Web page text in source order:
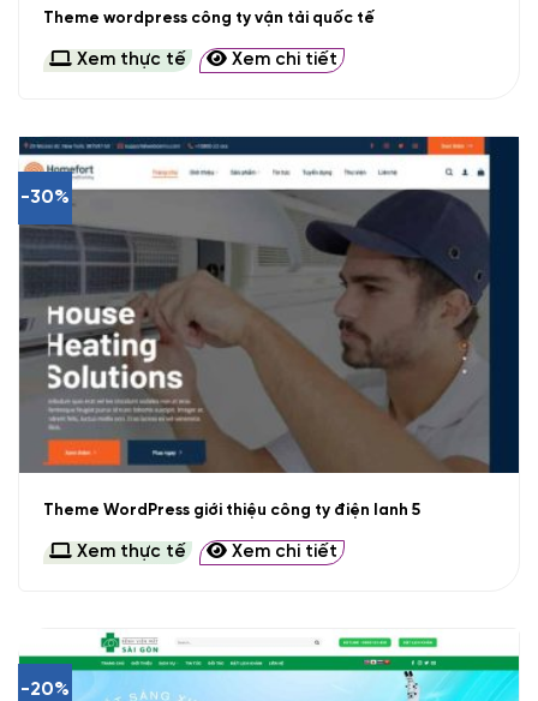
Theme wordpress công ty vận tải quốc tế
Xem thực tế Xem chi tiết
-30%
Theme WordPress giới thiệu công ty điện lanh 5
Xem thực tế Xem chi tiết
-20%